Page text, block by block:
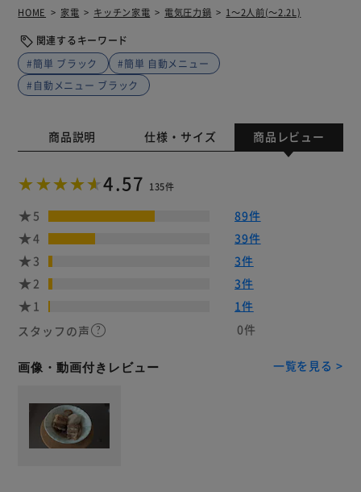
HOME 家電 キッチン家電 電気圧力鍋 1～2人前(～2.2L)
関連するキーワード
#簡単 ブラック
#簡単 自動メニュー
#自動メニュー ブラック
商品説明 仕様・サイズ 商品レビュー
4.57 135件
5
89件
4
39件
3
3件
2
3件
1
1件
スタッフの声
0件
画像・動画付きレビュー 一覧を見る >